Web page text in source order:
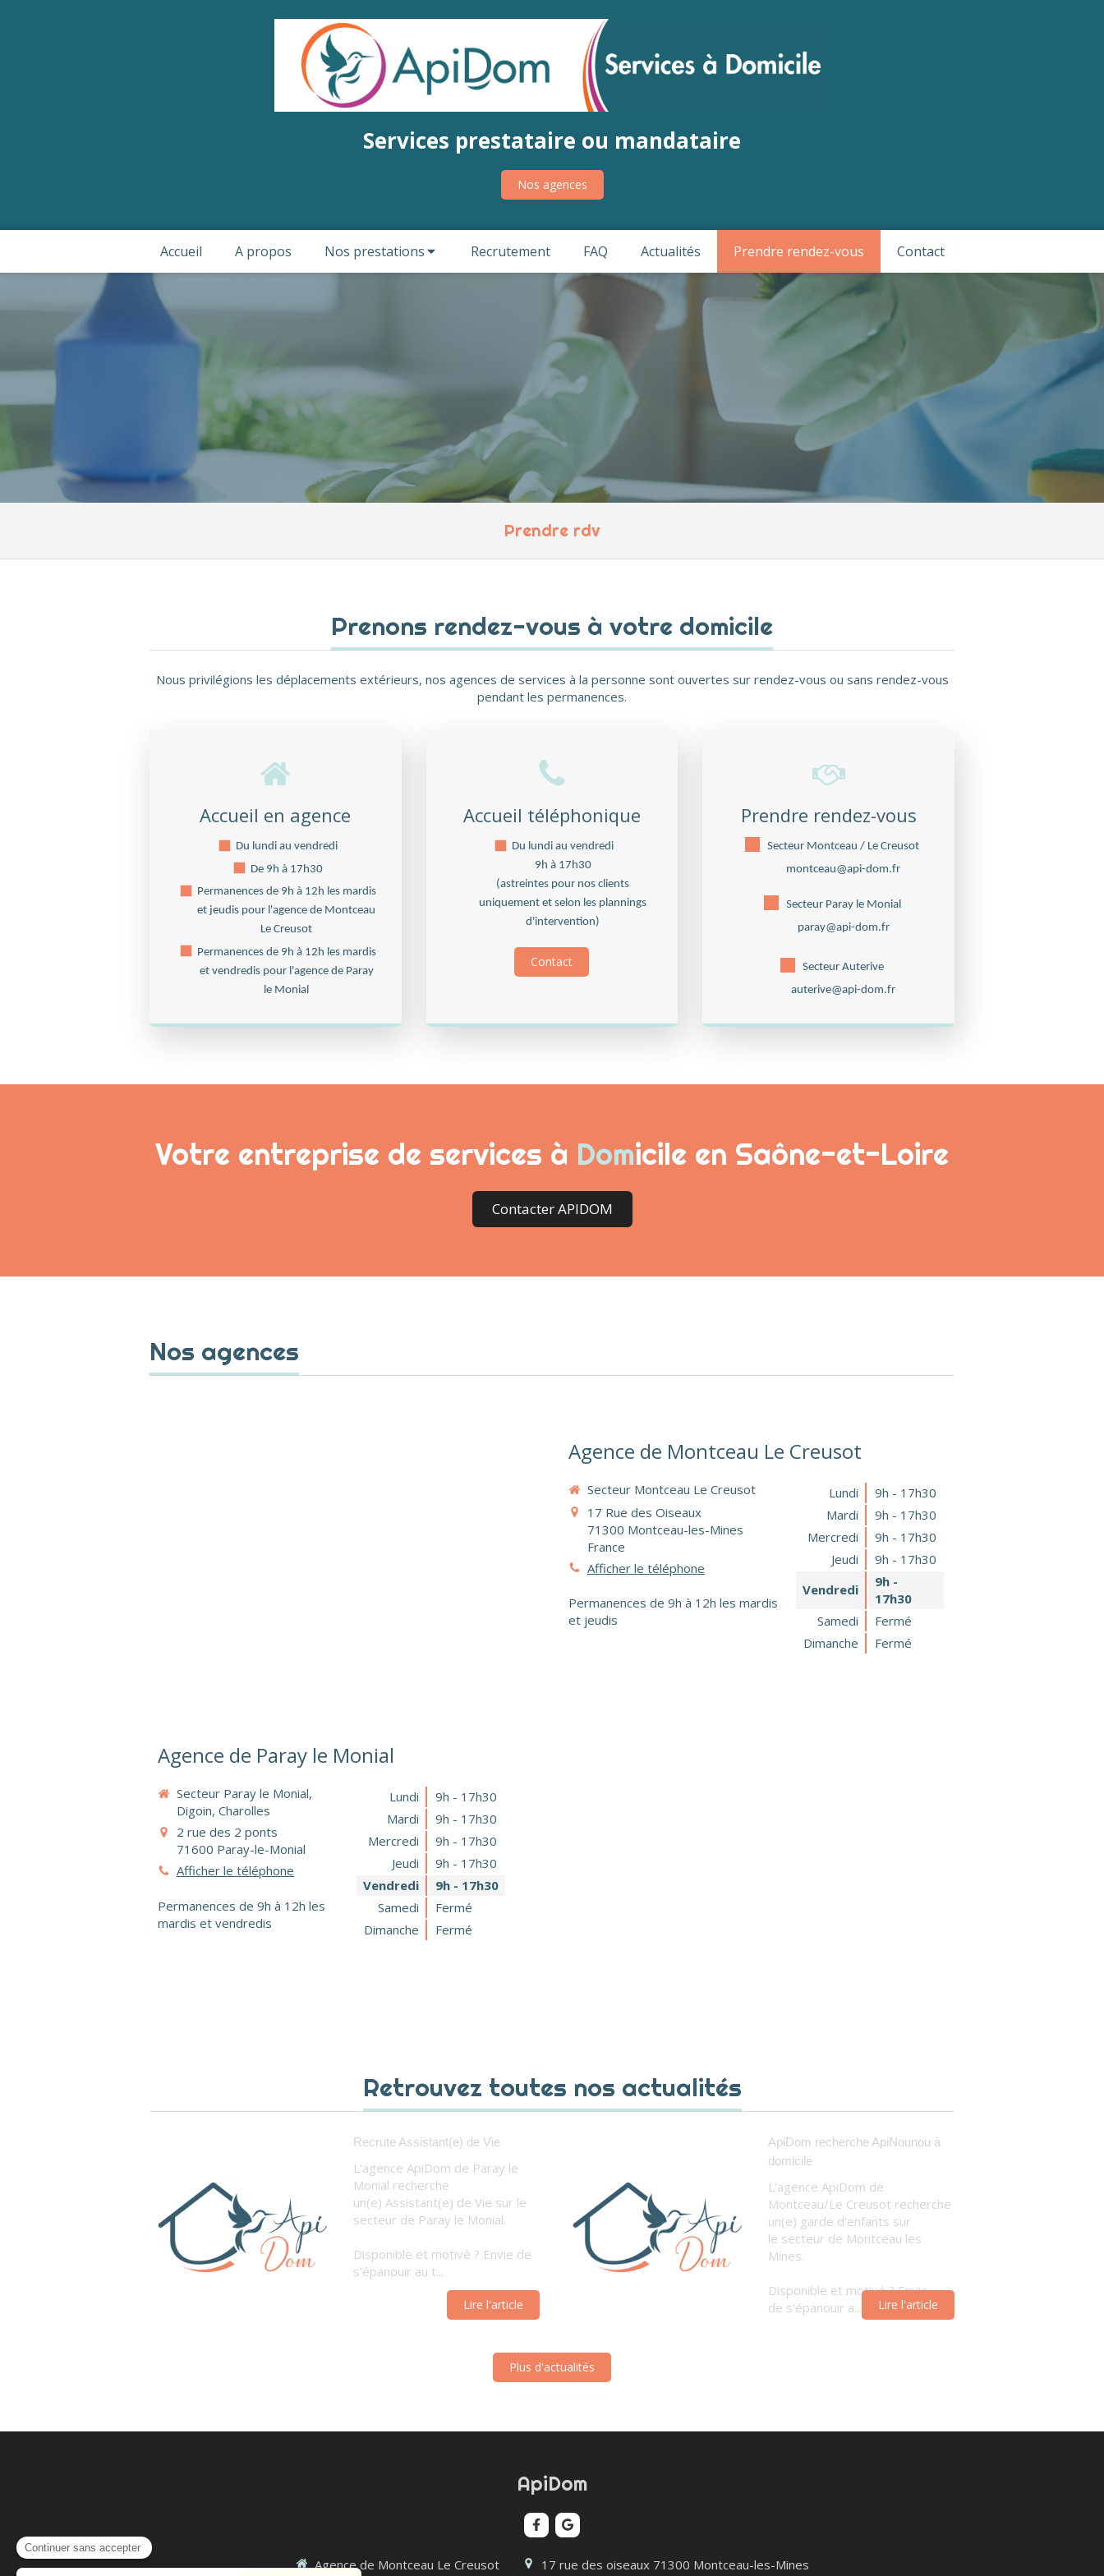
Services prestataire ou mandataire
Nos agences
Accueil A propos Nos prestations Recrutement FAQ Actualités Prendre rendez-vous Contact
Prendre rdv
Prenons rendez-vous à votre domicile
Nous privilégions les déplacements extérieurs, nos agences de services à la personne sont ouvertes sur rendez-vous ou sans rendez-vous
pendant les permanences.
Accueil en agence
Du lundi au vendredi
De 9h à 17h30
Permanences de 9h à 12h les mardis
et jeudis pour l'agence de Montceau
Le Creusot
Permanences de 9h à 12h les mardis
et vendredis pour l'agence de Paray
le Monial
Accueil téléphonique
Du lundi au vendredi
9h à 17h30
(astreintes pour nos clients
uniquement et selon les plannings
d'intervention)
Contact
Prendre rendez-vous
Secteur Montceau / Le Creusot
montceau@api-dom.fr
Secteur Paray le Monial
paray@api-dom.fr
Secteur Auterive
auterive@api-dom.fr
Votre entreprise de services à Domicile en Saône-et-Loire
Contacter APIDOM
Nos agences
Agence de Montceau Le Creusot
Secteur Montceau Le Creusot
17 Rue des Oiseaux
71300 Montceau-les-Mines
France
Afficher le téléphone
Permanences de 9h à 12h les mardis
et jeudis
Lundi
9h - 17h30
Mardi
9h - 17h30
Mercredi
9h - 17h30
Jeudi
9h - 17h30
Vendredi
9h -
17h30
Samedi
Fermé
Dimanche
Fermé
Agence de Paray le Monial
Secteur Paray le Monial,
Digoin, Charolles
2 rue des 2 ponts
71600 Paray-le-Monial
Afficher le téléphone
Permanences de 9h à 12h les
mardis et vendredis
Lundi
9h - 17h30
Mardi
9h - 17h30
Mercredi
9h - 17h30
Jeudi
9h - 17h30
Vendredi
9h - 17h30
Samedi
Fermé
Dimanche
Fermé
Retrouvez toutes nos actualités
Recrute Assistant(e) de Vie
L'agence ApiDom de Paray le
Monial recherche
un(e) Assistant(e) de Vie sur le
secteur de Paray le Monial.
Disponible et motivé ? Envie de
s'épanouir au t...
Lire l'article
ApiDom recherche ApiNounou à
domicile
L'agence ApiDom de
Montceau/Le Creusot recherche
un(e) garde d'enfants sur
le secteur de Montceau les
Mines.
Disponible et motivé ? Envie
de s'épanouir a...
Lire l'article
Plus d'actualités
ApiDom
Agence de Montceau Le Creusot 17 rue des oiseaux 71300 Montceau-les-Mines